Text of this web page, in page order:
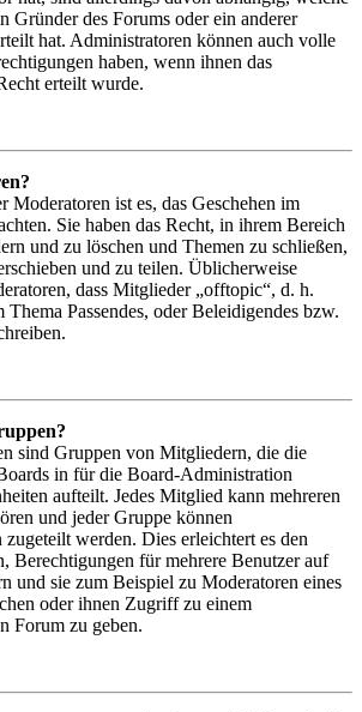
Gründer des Forums oder ein anderer
hat. Administratoren können auch volle
haben, wenn ihnen das
erteilt wurde.
Moderatoren ist es, das Geschehen im
Sie haben das Recht, in ihrem Bereich
und zu löschen und Themen zu schließen,
und zu teilen. Üblicherweise
dass Mitglieder „offtopic“, d. h.
Thema Passendes, oder Beleidigendes bzw.
sind Gruppen von Mitgliedern, die die
in für die Board-Administration
aufteilt. Jedes Mitglied kann mehreren
und jeder Gruppe können
werden. Dies erleichtert es den
Berechtigungen für mehrere Benutzer auf
und sie zum Beispiel zu Moderatoren eines
oder ihnen Zugriff zu einem
Forum zu geben.